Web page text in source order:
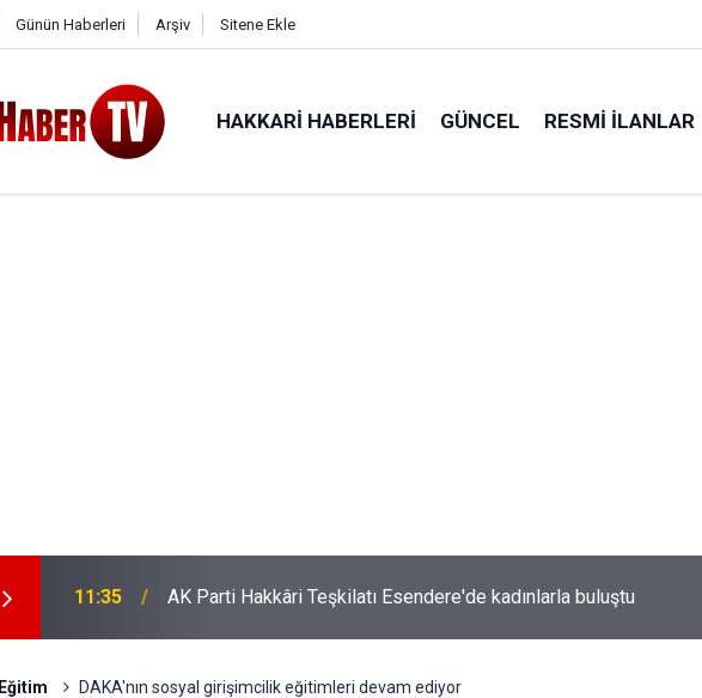
Günün Haberleri Arşiv Sitene Ekle
HAKKARI HABERLERI GÜNCEL RESMI İLANLAR
11:35 AK Parti Hakkâri Teşkilatı Esendere'de kadınlarla buluştu
Eğitim DAKA'nın sosyal girişimcilik eğitimleri devam ediyor